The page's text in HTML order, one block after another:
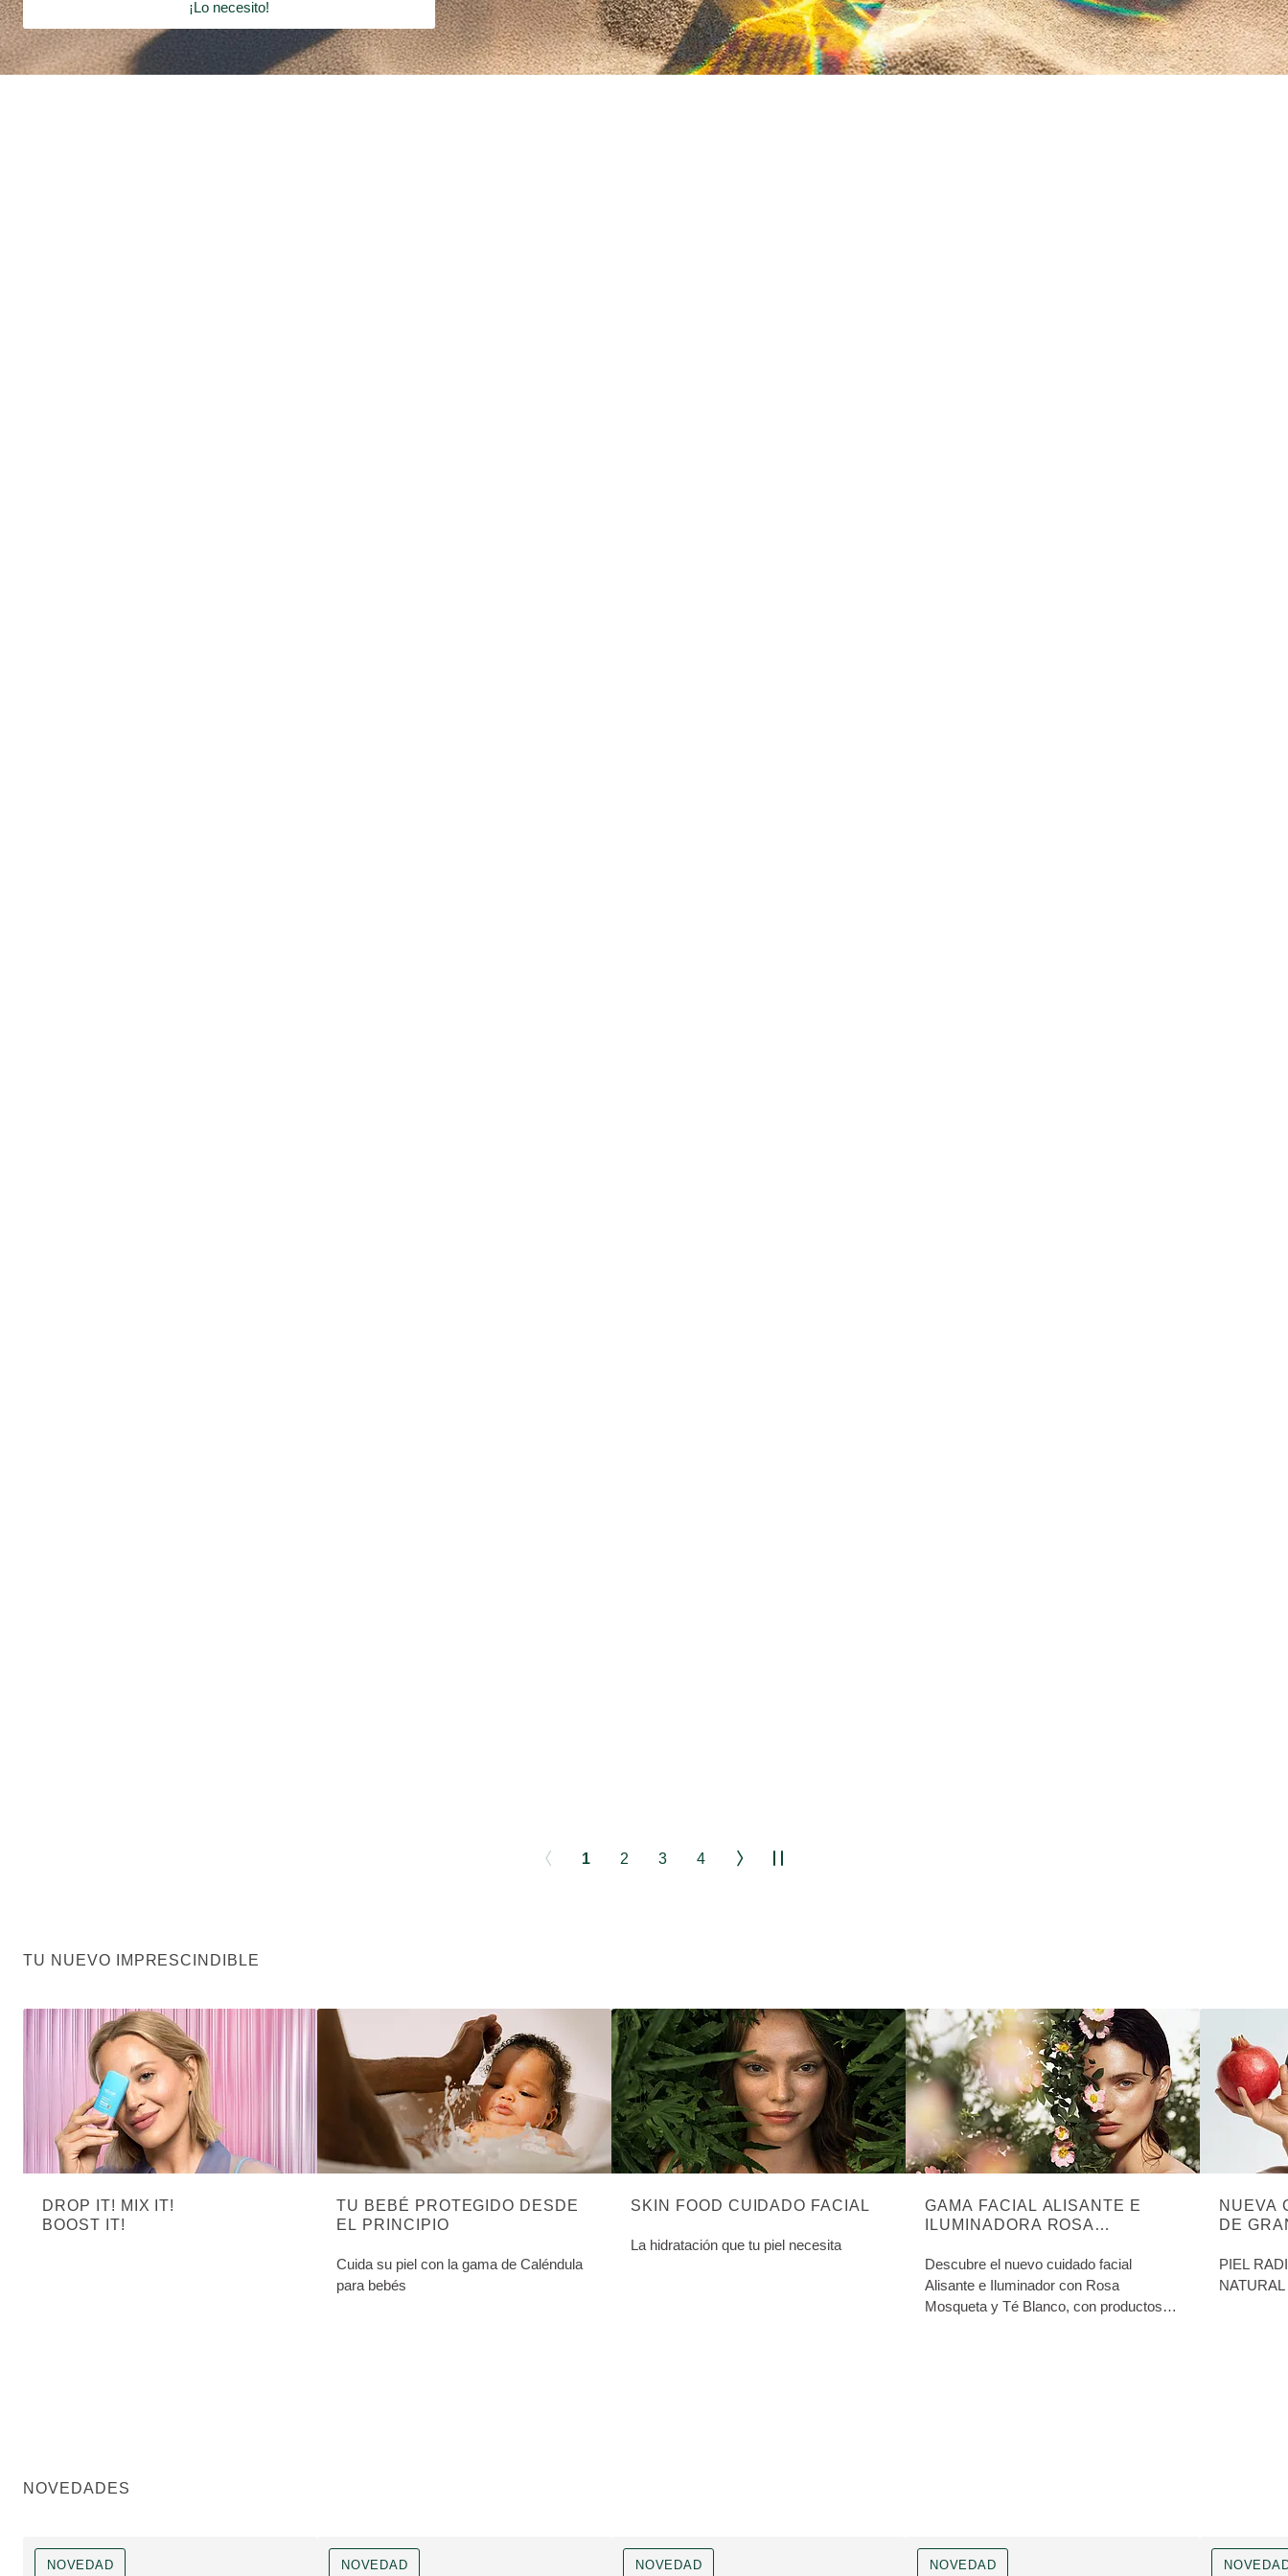
¡Lo necesito!
1 2 3 4
TU NUEVO IMPRESCINDIBLE
DROP IT! MIX IT!
BOOST IT!
TU BEBÉ PROTEGIDO DESDE
EL PRINCIPIO
Cuida su piel con la gama de Caléndula
para bebés
SKIN FOOD CUIDADO FACIAL
La hidratación que tu piel necesita
GAMA FACIAL ALISANTE E
ILUMINADORA ROSA
Descubre el nuevo cuidado facial
Alisante e Iluminador con Rosa
Mosqueta y Té Blanco, con productos
NUEVA
DE
PIEL
NATURAL
NOVEDADES
NOVEDAD NOVEDAD NOVEDAD NOVEDAD